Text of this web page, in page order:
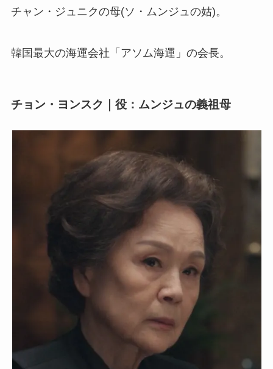
チャン・ジュニクの母(ソ・ムンジュの姑)。
韓国最大の海運会社「アソム海運」の会長。
チョン・ヨンスク｜役：ムンジュの義祖母